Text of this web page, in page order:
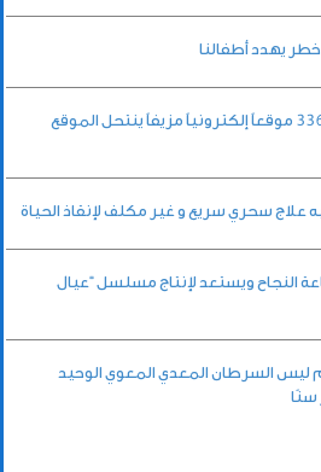
خطر يهدد أطفالنا
كاسبرسكي ترصد أكثر من 336 موقعاً إلكترونياً مزيفاً ينتحل الموقع
علاج سحري سريع و غير مكلف لإنقاذ الحياة
النجاح ويستعد لإنتاج مسلسل “عيال
السرطان المعدي المعوي الوحيد
سنًا